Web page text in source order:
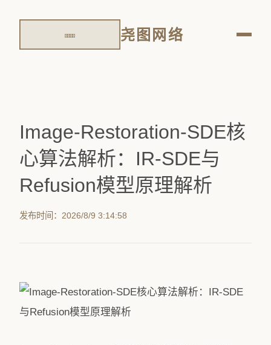
尧图网络
Image-Restoration-SDE核
心算法解析：IR-SDE与
Refusion模型原理解析
发布时间：2026/8/9 3:14:58